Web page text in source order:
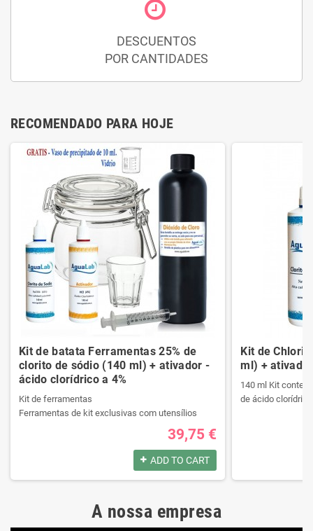
DESCUENTOS
POR CANTIDADES
RECOMENDADO PARA HOJE
Kit de batata Ferramentas 25% de
clorito de sódio (140 ml) + ativador -
ácido clorídrico a 4%
Kit de ferramentas
Ferramentas de kit exclusivas com utensílios
Ele contém um manual passo a passo.
Veja o conteúdo do kit na descrição.
Ferramentas de kit exclusivas com utensílios
39,75 €
ADD TO CART
Kit de
ml) +
140 ml Kit
de ácido clorídrico
A nossa empresa